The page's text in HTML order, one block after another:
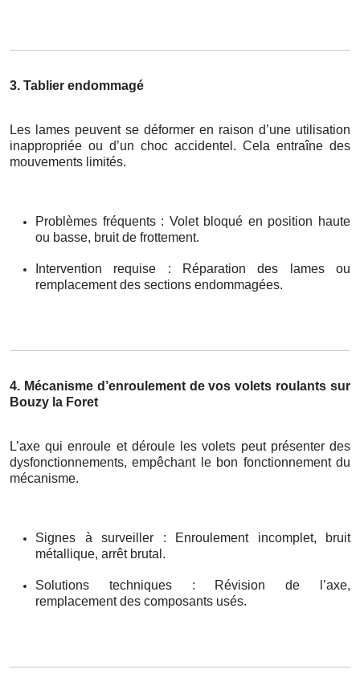
3. Tablier endommagé
Les lames peuvent se déformer en raison d’une utilisation
inappropriée ou d’un choc accidentel. Cela entraîne des
mouvements limités.
Problèmes fréquents : Volet bloqué en position haute
ou basse, bruit de frottement.
Intervention requise : Réparation des lames ou
remplacement des sections endommagées.
4. Mécanisme d’enroulement de vos volets roulants sur
Bouzy la Foret
L’axe qui enroule et déroule les volets peut présenter des
dysfonctionnements, empêchant le bon fonctionnement du
mécanisme.
Signes à surveiller : Enroulement incomplet, bruit
métallique, arrêt brutal.
Solutions techniques : Révision de l’axe,
remplacement des composants usés.